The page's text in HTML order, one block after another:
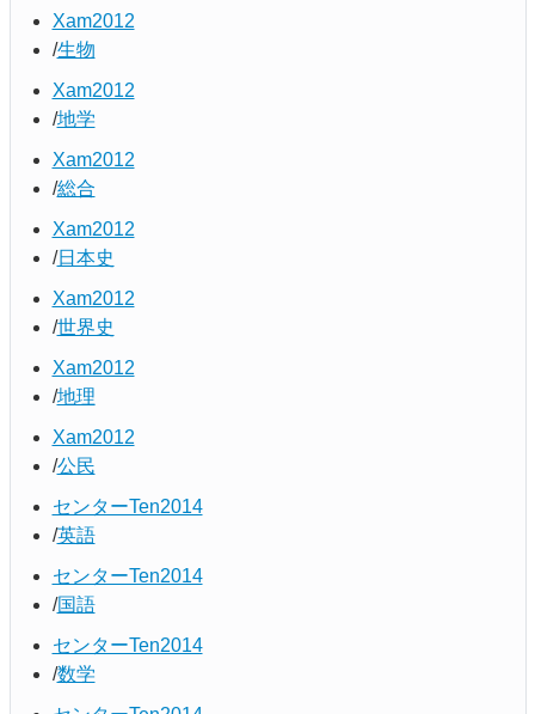
Xam2012
生物
Xam2012
地学
Xam2012
総合
Xam2012
日本史
Xam2012
世界史
Xam2012
地理
Xam2012
公民
センターTen2014
英語
センターTen2014
国語
センターTen2014
数学